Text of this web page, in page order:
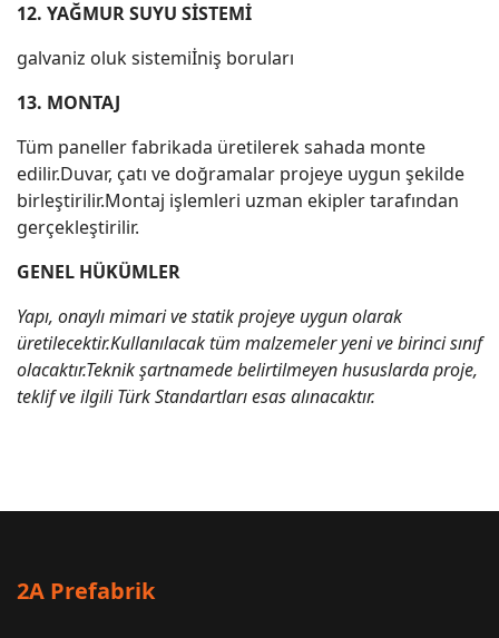
12. YAĞMUR SUYU SİSTEMİ
galvaniz oluk sistemiİniş boruları
13. MONTAJ
Tüm paneller fabrikada üretilerek sahada monte
edilir.Duvar, çatı ve doğramalar projeye uygun şekilde
birleştirilir.Montaj işlemleri uzman ekipler tarafından
gerçekleştirilir.
GENEL HÜKÜMLER
Yapı, onaylı mimari ve statik projeye uygun olarak
üretilecektir.Kullanılacak tüm malzemeler yeni ve birinci sınıf
olacaktır.Teknik şartnamede belirtilmeyen hususlarda proje,
teklif ve ilgili Türk Standartları esas alınacaktır.
2A Prefabrik